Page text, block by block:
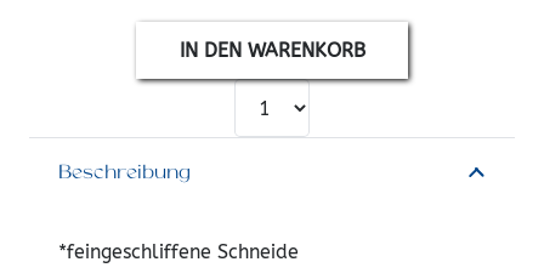
IN DEN WARENKORB
Beschreibung
*feingeschliffene Schneide